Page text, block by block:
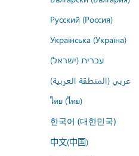
Русский (Россия)
Українська (Україна)
עברית (ישראל)
عربي (المنطقة العربية)
ไทย (ไทย)
한국어 (대한민국)
中文(中国)